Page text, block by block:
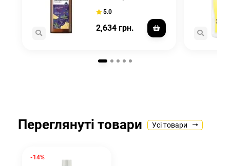
5.0
2,634 грн.
Переглянуті товари Усі товари
-14%